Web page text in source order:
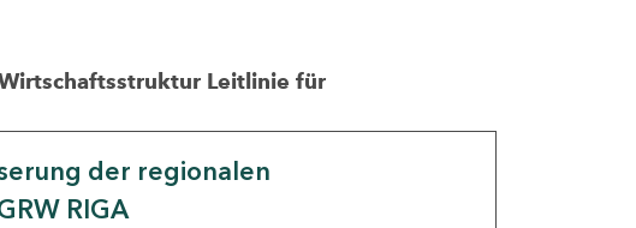
Leitlinie für
der regionalen
RIGA